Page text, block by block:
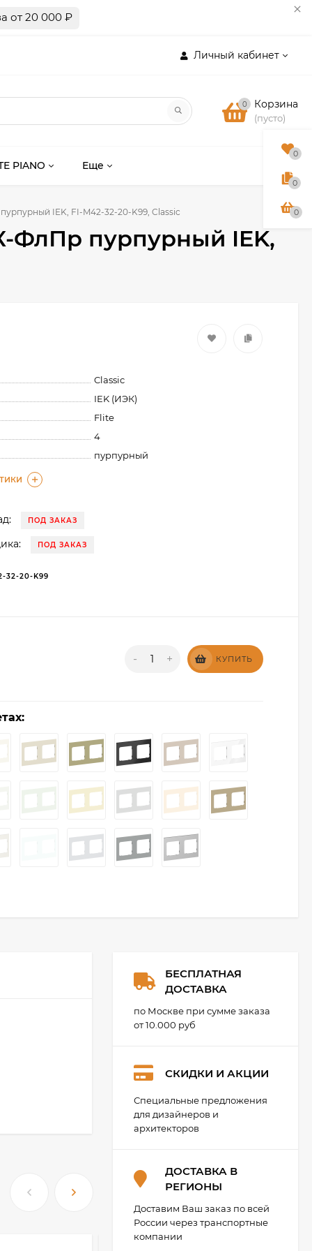
от 20 000 ₽
Личный кабинет
0 Корзина
(пусто)
PIANO Еще
IEK, FI-M42-32-20-K99, Classic
ФлПр пурпурный IEK,
Classic
IEK (ИЭК)
Flite
4
пурпурный
ПОД ЗАКАЗ
ПОД ЗАКАЗ
32-20-K99
- + КУПИТЬ
БЕСПЛАТНАЯ
ДОСТАВКА
по Москве при сумме заказа
от 10.000 руб
СКИДКИ И АКЦИИ
Специальные предложения
для дизайнеров и
архитекторов
ДОСТАВКА В
РЕГИОНЫ
Доставим Ваш заказ по всей
России через транспортные
компании
0
0
0